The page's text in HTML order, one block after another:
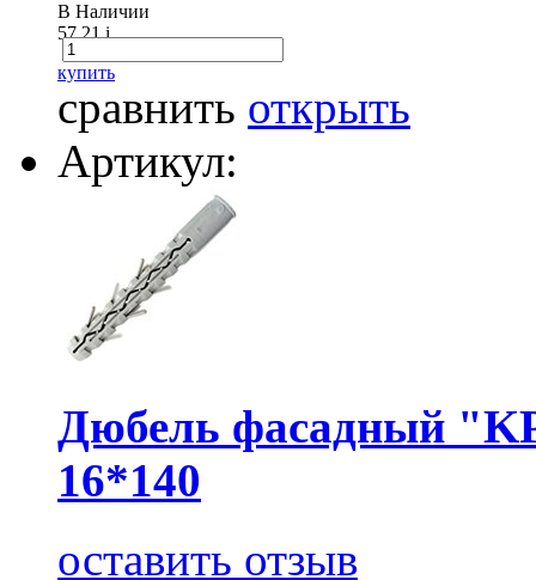
В Наличии
57.21i
купить
сравнить открыть
Артикул:
Дюбель фасадный
16*140
оставить отзыв